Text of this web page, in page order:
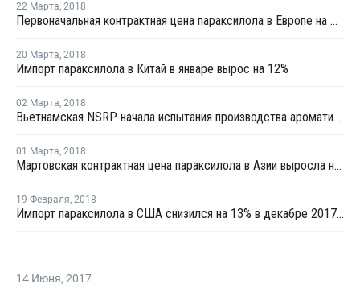
22 Марта, 2018
Первоначальная контрактная цена параксилола в Европе на март согласована на уровне февраля
20 Марта, 2018
Импорт параксилола в Китай в январе вырос на 12%
02 Марта, 2018
Вьетнамская NSRP начала испытания производства ароматики
01 Марта, 2018
Мартовская контрактная цена параксилола в Азии выросла на USD5 за тонну
19 Февраля, 2018
Импорт параксилола в США снизился на 13% в декабре 2017 года
14 Июня, 2017